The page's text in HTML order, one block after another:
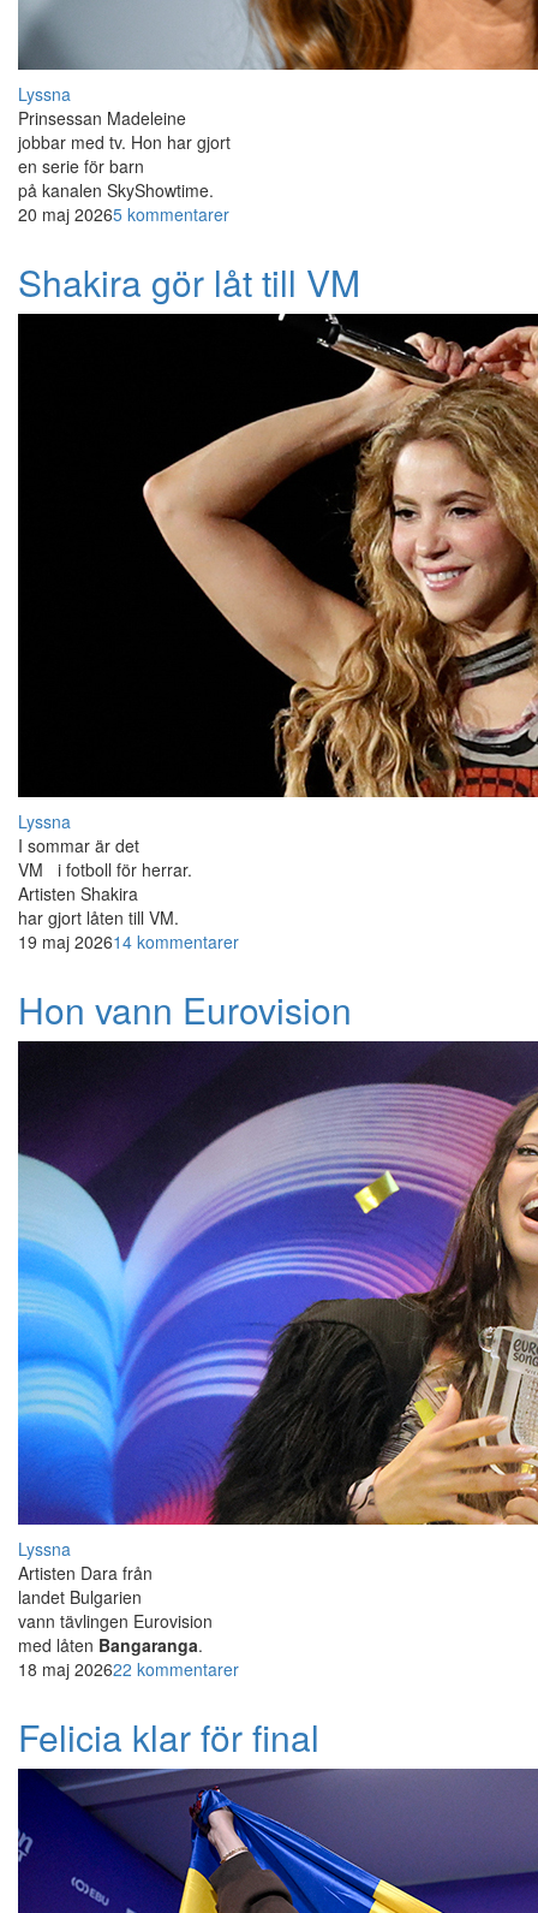
Lyssna
Prinsessan Madeleine
jobbar med tv. Hon har gjort
en serie för barn
på kanalen SkyShowtime.
20 maj 20265 kommentarer
Shakira gör låt till VM
Lyssna
I sommar är det
VM i fotboll för herrar.
Artisten Shakira
har gjort låten till VM.
19 maj 202614 kommentarer
Hon vann Eurovision
Lyssna
Artisten Dara från
landet Bulgarien
vann tävlingen Eurovision
med låten Bangaranga.
18 maj 202622 kommentarer
Felicia klar för final